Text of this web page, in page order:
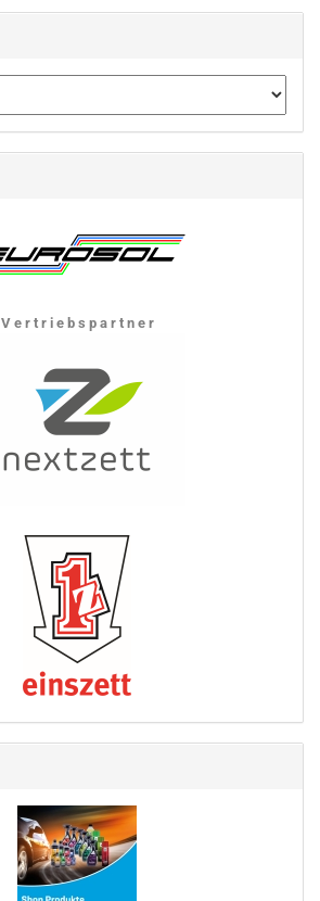
V e r t r i e b s p a r t n e r